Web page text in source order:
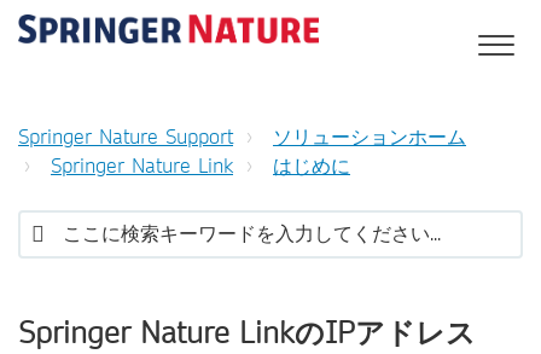
Springer Nature Support
ソリューションホーム
Springer Nature Link
はじめに
Springer Nature LinkのIPアドレス